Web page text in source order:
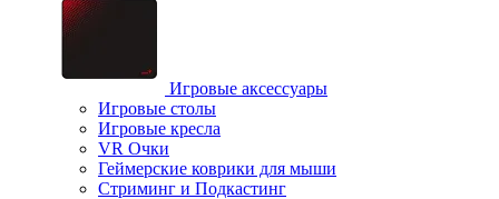
Игровые аксессуары
Игровые столы
Игровые кресла
VR Очки
Геймерские коврики для мыши
Стриминг и Подкастинг